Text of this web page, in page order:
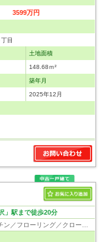
3599万円
目
土地面積
148.68ｍ²
築年月
2025年12月
」駅まで徒歩20分